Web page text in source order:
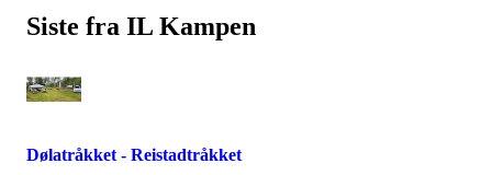
Siste fra IL Kampen
Dølatråkket - Reistadtråkket